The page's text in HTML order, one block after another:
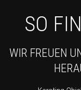
SO
WIR FREUEN